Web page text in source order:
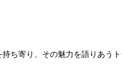
ち寄り、その魅力を語りあう